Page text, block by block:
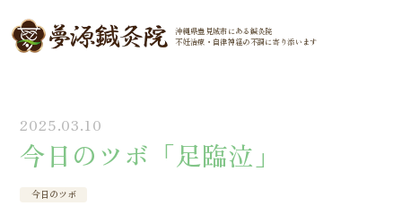
沖縄県豊見城市にある鍼灸院
不妊治療・自律神経の不調に寄り添います
2025.03.10
今日のツボ「足臨泣」
今日のツボ